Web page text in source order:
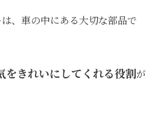
、車の中にある大切な部品で
をきれいにしてくれる役割が